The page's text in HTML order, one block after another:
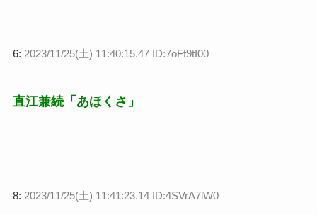
6: 2023/11/25(土) 11:40:15.47 ID:7oFf9tI00
直江兼続「あほくさ」
8: 2023/11/25(土) 11:41:23.14 ID:4SVrA7lW0